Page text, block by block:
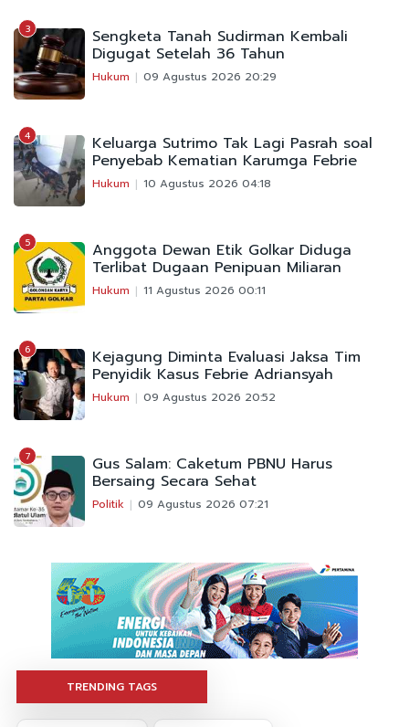
3 Sengketa Tanah Sudirman Kembali
Digugat Setelah 36 Tahun
Hukum 09 Agustus 2026 20:29
4 Keluarga Sutrimo Tak Lagi Pasrah soal
Penyebab Kematian Karumga Febrie
Hukum 10 Agustus 2026 04:18
5 Anggota Dewan Etik Golkar Diduga
Terlibat Dugaan Penipuan Miliaran
Hukum 11 Agustus 2026 00:11
6 Kejagung Diminta Evaluasi Jaksa Tim
Penyidik Kasus Febrie Adriansyah
Hukum 09 Agustus 2026 20:52
7 Gus Salam: Caketum PBNU Harus
Bersaing Secara Sehat
Politik 09 Agustus 2026 07:21
TRENDING TAGS